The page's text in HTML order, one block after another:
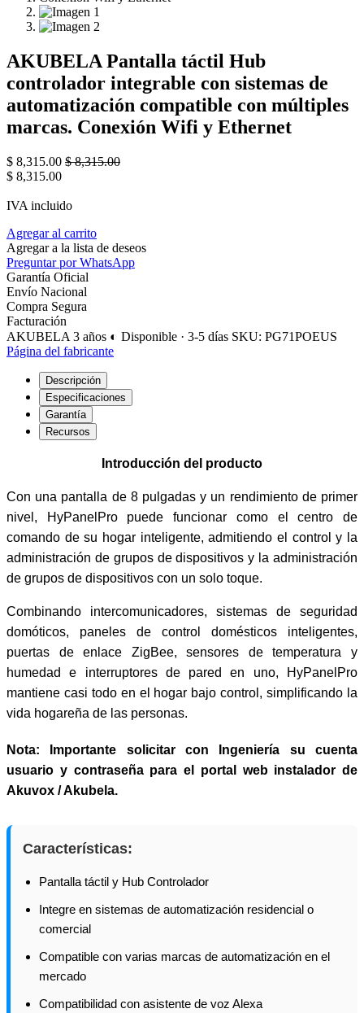
AKUBELA Pantalla táctil Hub
controlador integrable con sistemas de
automatización compatible con múltiples
marcas. Conexión Wifi y Ethernet
$ 8,315.00 $8,315.00
$ 8,315.00
IVA incluido
Agregar al carrito
Agregar a la lista de deseos
Preguntar por WhatsApp
Garantía Oficial
Envío Nacional
Compra Segura
Facturación
AKUBELA 3 años ◐ Disponible · 3-5 días SKU: PG71POEUS
Página del fabricante
Descripción
Especificaciones
Garantía
Recursos
Introducción del producto
Con una pantalla de 8 pulgadas y un rendimiento de primer
nivel, HyPanelPro puede funcionar como el centro de
comando de su hogar inteligente, admitiendo el control y la
administración de grupos de dispositivos y la administración
de grupos de dispositivos con un solo toque.
Combinando intercomunicadores, sistemas de seguridad
domóticos, paneles de control domésticos inteligentes,
puertas de enlace ZigBee, sensores de temperatura y
humedad e interruptores de pared en uno, HyPanelPro
mantiene casi todo en el hogar bajo control, simplificando la
vida hogareña de las personas.
Nota: Importante solicitar con Ingeniería su cuenta
usuario y contraseña para el portal web instalador de
Akuvox / Akubela.
Características:
Pantalla táctil y Hub Controlador
Integre en sistemas de automatización residencial o
comercial
Compatible con varias marcas de automatización en el
mercado
Compatibilidad con asistente de voz Alexa